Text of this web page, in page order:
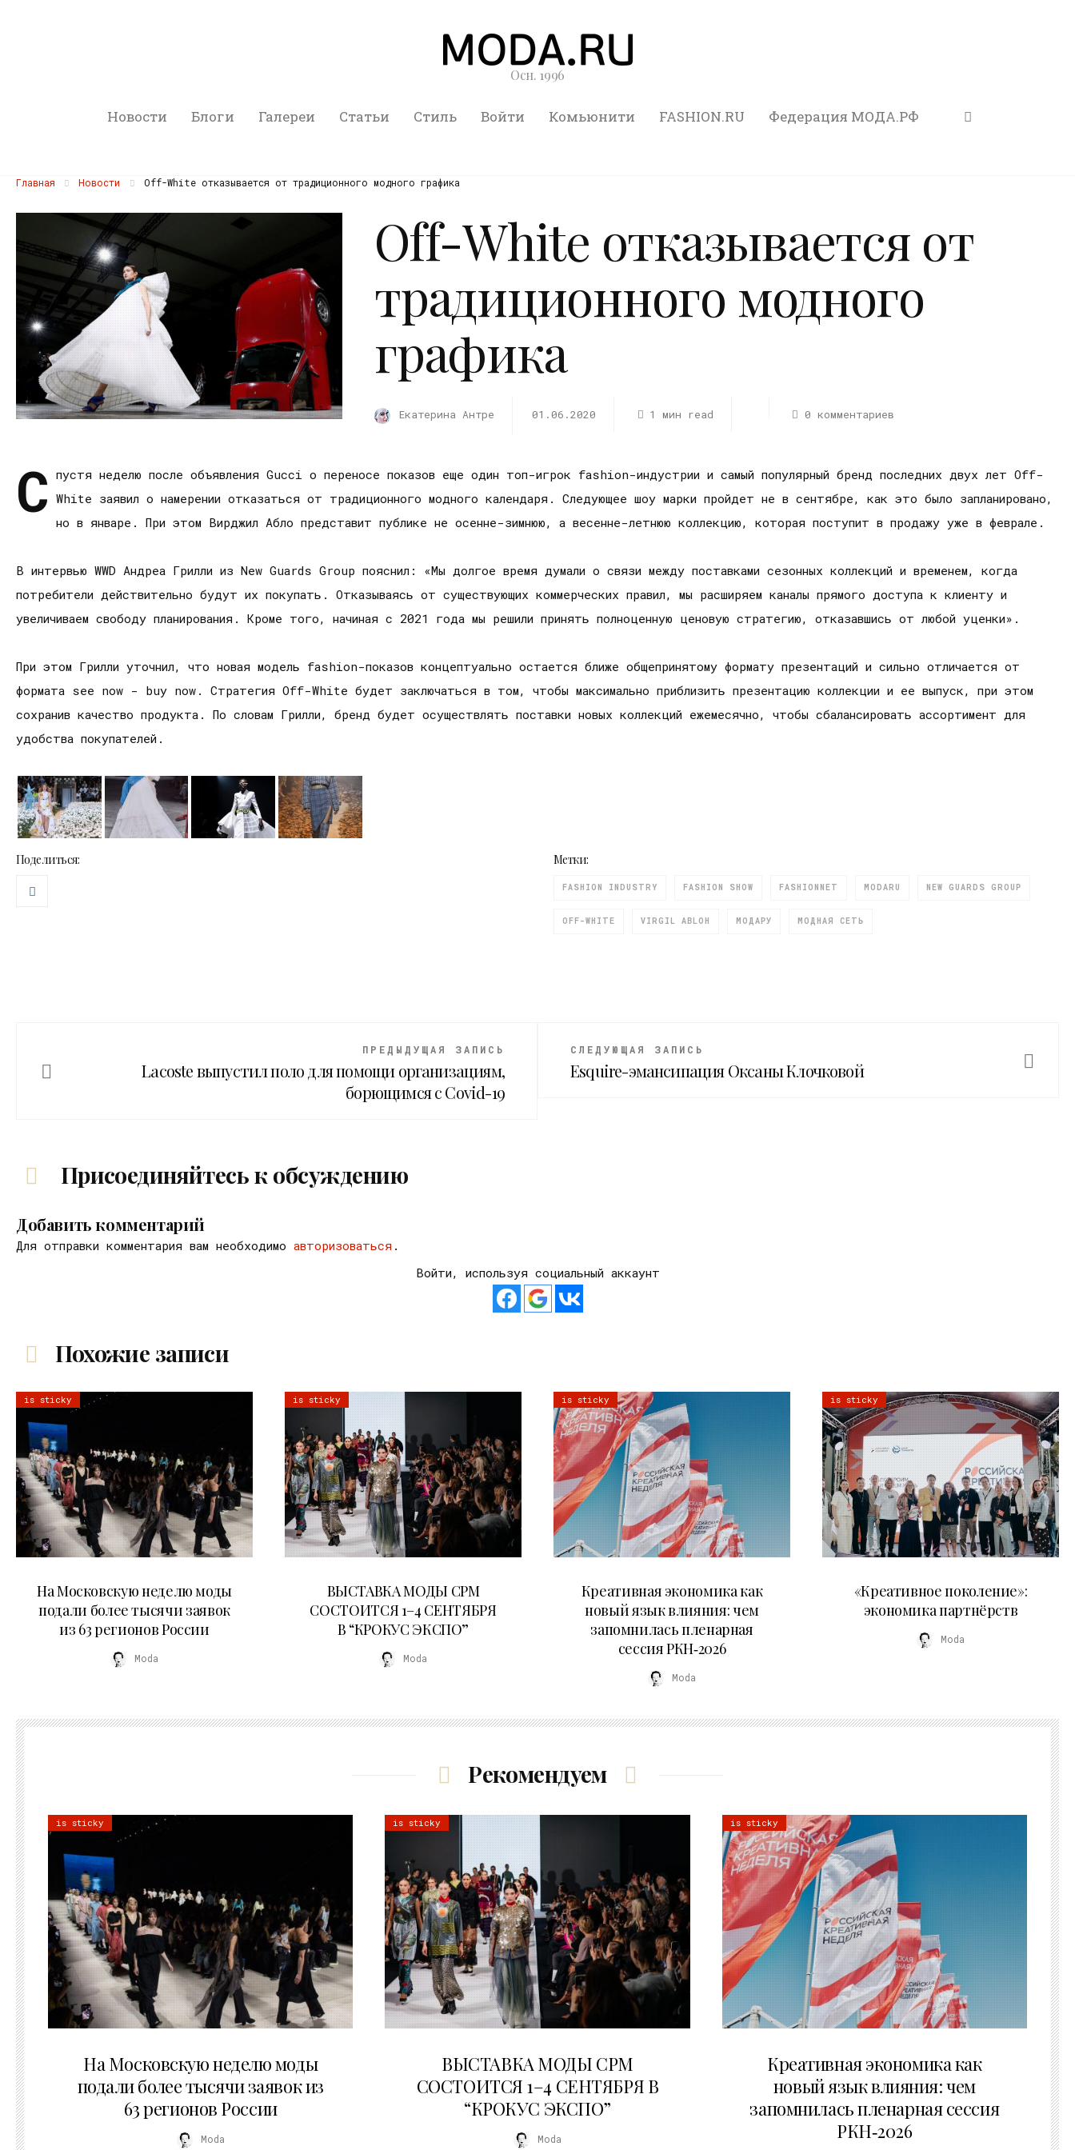
Осн. 1996
Новости Блоги Галереи Статьи Стиль Войти Комьюнити FASHION.RU Федерация МОДА.РФ
Главная Новости Off-White отказывается от традиционного модного графика
Off-White отказывается от
традиционного модного
графика
Екатерина Антре 01.06.2020 1 мин read 0 комментариев
С пустя неделю после объявления Gucci о переносе показов еще один топ-игрок fashion-индустрии и самый популярный бренд последних двух лет Off-
White заявил о намерении отказаться от традиционного модного календаря. Следующее шоу марки пройдет не в сентябре, как это было запланировано,
но в январе. При этом Вирджил Абло представит публике не осенне-зимнюю, а весенне-летнюю коллекцию, которая поступит в продажу уже в феврале.
В интервью WWD Андреа Грилли из New Guards Group пояснил: «Мы долгое время думали о связи между поставками сезонных коллекций и временем, когда
потребители действительно будут их покупать. Отказываясь от существующих коммерческих правил, мы расширяем каналы прямого доступа к клиенту и
увеличиваем свободу планирования. Кроме того, начиная с 2021 года мы решили принять полноценную ценовую стратегию, отказавшись от любой уценки».
При этом Грилли уточнил, что новая модель fashion-показов концептуально остается ближе общепринятому формату презентаций и сильно отличается от
формата see now - buy now. Стратегия Off-White будет заключаться в том, чтобы максимально приблизить презентацию коллекции и ее выпуск, при этом
сохранив качество продукта. По словам Грилли, бренд будет осуществлять поставки новых коллекций ежемесячно, чтобы сбалансировать ассортимент для
удобства покупателей.
Поделиться: Метки:
FASHION INDUSTRY FASHION SHOW FASHIONNET MODARU NEW GUARDS GROUP
OFF-WHITE VIRGIL ABLOH МОДАРУ МОДНАЯ СЕТЬ
ПРЕДЫДУЩАЯ ЗАПИСЬ
Lacoste выпустил поло для помощи организациям,
борющимся с Covid-19
СЛЕДУЮЩАЯ ЗАПИСЬ
Esquire-эмансипация Оксаны Клочковой
Присоединяйтесь к обсуждению
Добавить комментарий
Для отправки комментария вам необходимо авторизоваться .
Войти, используя социальный аккаунт
Похожие записи
is sticky
На Московскую неделю моды
подали более тысячи заявок
из 63 регионов России
Moda
is sticky
ВЫСТАВКА МОДЫ CPM
СОСТОИТСЯ 1–4 СЕНТЯБРЯ
В “КРОКУС ЭКСПО”
Moda
is sticky
Креативная экономика как
новый язык влияния: чем
запомнилась пленарная
сессия РКН‑2026
Moda
is sticky
«Креативное поколение»:
экономика партнёрств
Moda
Рекомендуем
is sticky
На Московскую неделю моды
подали более тысячи заявок из
63 регионов России
Moda
is sticky
ВЫСТАВКА МОДЫ CPM
СОСТОИТСЯ 1–4 СЕНТЯБРЯ В
“КРОКУС ЭКСПО”
Moda
is sticky
Креативная экономика как
новый язык влияния: чем
запомнилась пленарная сессия
РКН‑2026